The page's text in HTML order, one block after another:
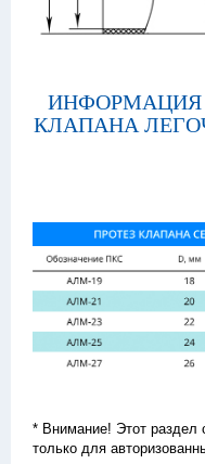
ИНФОРМАЦИЯ
КЛАПАНА
* Внимание! Этот
только для